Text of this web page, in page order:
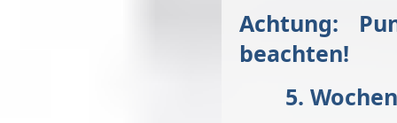
Achtung:
beachten!